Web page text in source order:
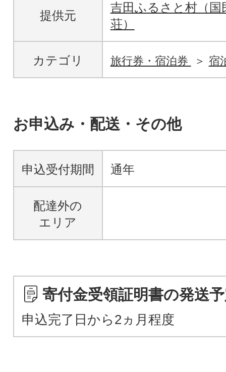
提供元
吉田ふるさと村（
荘）
カテゴリ 旅行券・宿泊券 宿
お申込み・配送・その他
申込受付期間 通年
配達外の
エリア
寄付金受領証明書の発送
申込完了日から2ヵ月程度